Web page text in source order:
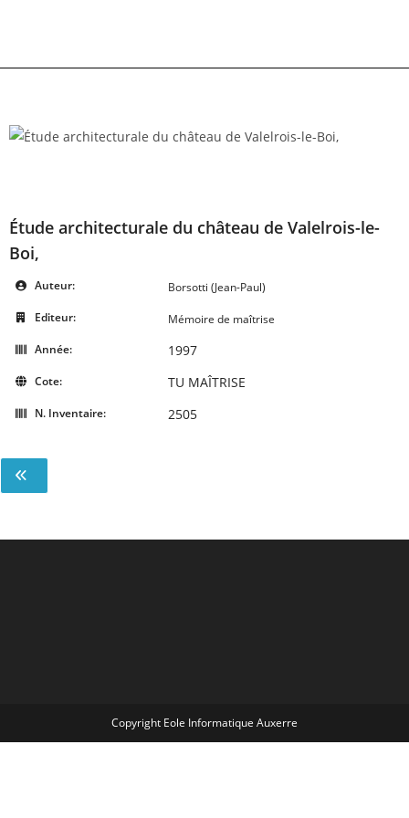
Étude architecturale du château de Valelrois-le-
Boi,
Auteur:
Borsotti (Jean-Paul)
Editeur:
Mémoire de maîtrise
Année:
1997
Cote: TU MAÎTRISE
N. Inventaire: 2505
Copyright Eole Informatique Auxerre